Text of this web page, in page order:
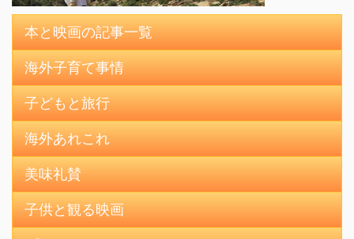
本と映画の記事一覧
海外子育て事情
子どもと旅行
海外あれこれ
美味礼賛
子供と観る映画